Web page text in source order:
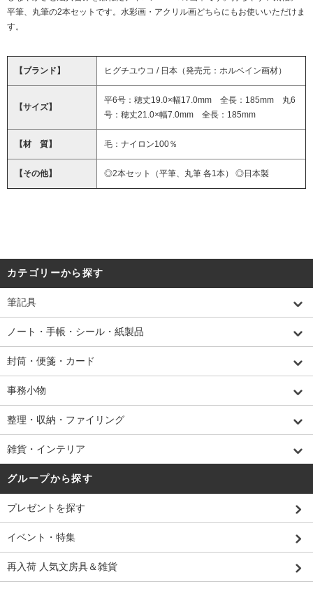
平筆、丸筆の2本セットです。水彩画・アクリル画どちらにもお使いいただけま
す。
【ブランド】 ヒグチユウコ / 日本（発売元：ホルベイン画材）
【サイズ】
平6号：穂丈19.0×幅17.0mm 全長：185mm 丸6
号：穂丈21.0×幅7.0mm 全長：185mm
【材 質】 毛：ナイロン100％
【その他】 ◎2本セット（平筆、丸筆 各1本） ◎日本製
カテゴリーから探す
筆記具
ノート・手帳・シール・紙製品
封筒・便箋・カード
事務小物
整理・収納・ファイリング
雑貨・インテリア
グループから探す
プレゼントを探す
イベント・特集
再入荷 人気文房具＆雑貨